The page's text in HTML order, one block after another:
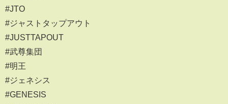
#JTO
#ジャストタップアウト
#JUSTTAPOUT
#武尊集団
#明王
#ジェネシス
#GENESIS